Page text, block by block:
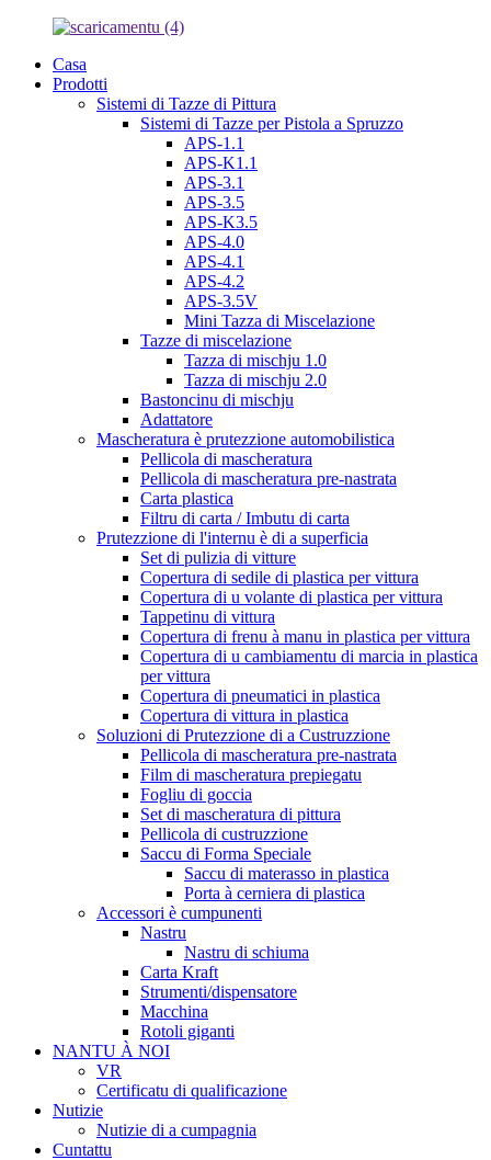
Casa
Prodotti
Sistemi di Tazze di Pittura
Sistemi di Tazze per Pistola a Spruzzo
APS-1.1
APS-K1.1
APS-3.1
APS-3.5
APS-K3.5
APS-4.0
APS-4.1
APS-4.2
APS-3.5V
Mini Tazza di Miscelazione
Tazze di miscelazione
Tazza di mischju 1.0
Tazza di mischju 2.0
Bastoncinu di mischju
Adattatore
Mascheratura è prutezzione automobilistica
Pellicola di mascheratura
Pellicola di mascheratura pre-nastrata
Carta plastica
Filtru di carta / Imbutu di carta
Prutezzione di l'internu è di a superficia
Set di pulizia di vitture
Copertura di sedile di plastica per vittura
Copertura di u volante di plastica per vittura
Tappetinu di vittura
Copertura di frenu à manu in plastica per vittura
Copertura di u cambiamentu di marcia in plastica
per vittura
Copertura di pneumatici in plastica
Copertura di vittura in plastica
Soluzioni di Prutezzione di a Custruzzione
Pellicola di mascheratura pre-nastrata
Film di mascheratura prepiegatu
Fogliu di goccia
Set di mascheratura di pittura
Pellicola di custruzzione
Saccu di Forma Speciale
Saccu di materasso in plastica
Porta à cerniera di plastica
Accessori è cumpunenti
Nastru
Nastru di schiuma
Carta Kraft
Strumenti/dispensatore
Macchina
Rotoli giganti
NANTU À NOI
VR
Certificatu di qualificazione
Nutizie
Nutizie di a cumpagnia
Cuntattu